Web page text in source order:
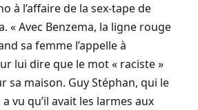
à l’affaire de la sex-tape de
« Avec Benzema, la ligne rouge
sa femme l’appelle à
lui dire que le mot « raciste »
sa maison. Guy Stéphan, qui le
vu qu’il avait les larmes aux